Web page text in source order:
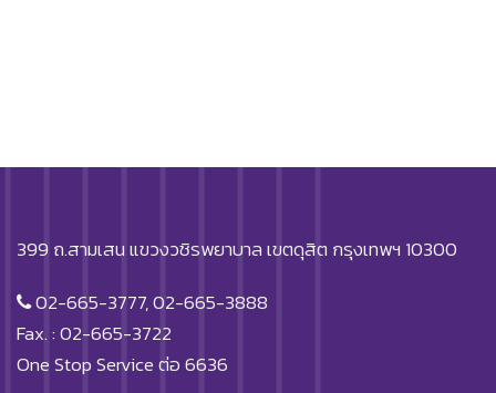
399 ถ.สามเสน แขวงวชิรพยาบาล เขตดุสิต กรุงเทพฯ 10300
02-665-3777, 02-665-3888
Fax. : 02-665-3722
One Stop Service ต่อ 6636